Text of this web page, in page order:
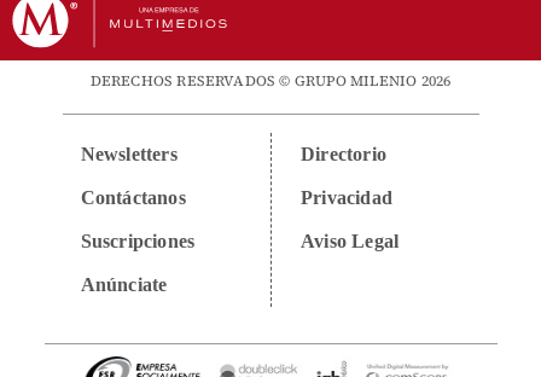
DERECHOS RESERVADOS © GRUPO MILENIO 2026
Newsletters
Contáctanos
Suscripciones
Anúnciate
Directorio
Privacidad
Aviso Legal